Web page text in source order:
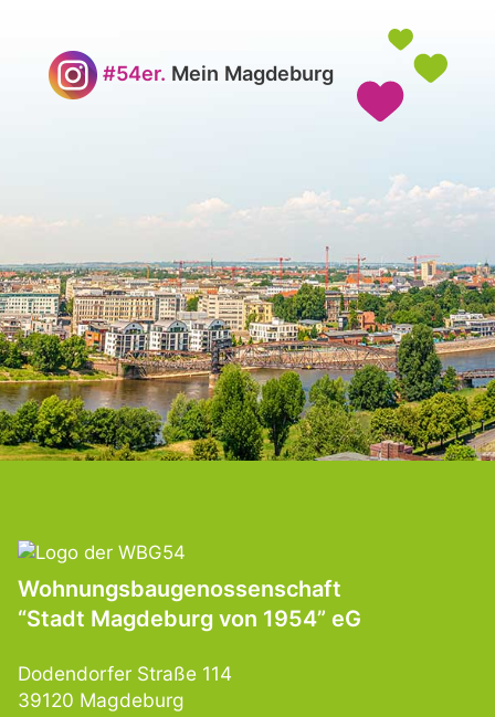
#54er. Mein Magdeburg
Wohnungsbaugenossenschaft
“Stadt Magdeburg von 1954” eG
Dodendorfer Straße 114
39120 Magdeburg